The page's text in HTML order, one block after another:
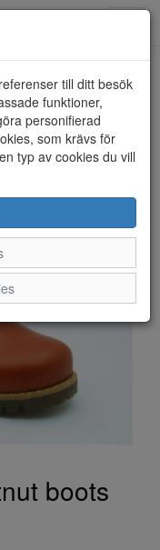
boots
till ditt besök
funktioner,
personifierad
som krävs för
typ av cookies du vill